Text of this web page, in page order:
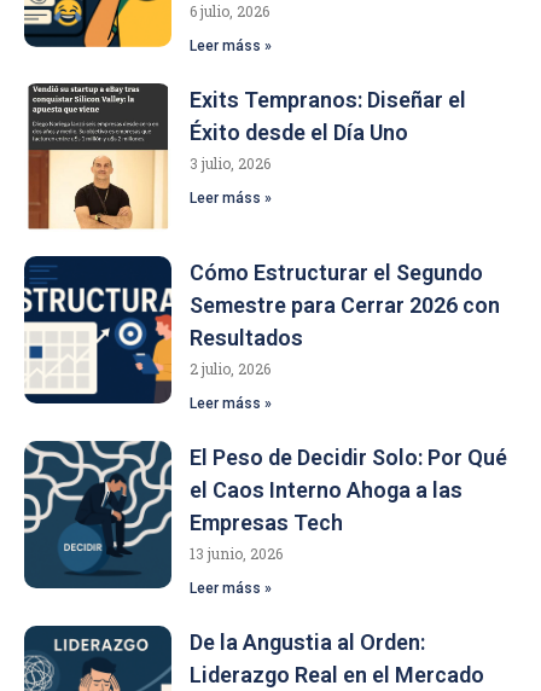
6 julio, 2026
Leer máss »
Exits Tempranos: Diseñar el
Éxito desde el Día Uno
3 julio, 2026
Leer máss »
Cómo Estructurar el Segundo
Semestre para Cerrar 2026 con
Resultados
2 julio, 2026
Leer máss »
El Peso de Decidir Solo: Por Qué
el Caos Interno Ahoga a las
Empresas Tech
13 junio, 2026
Leer máss »
De la Angustia al Orden:
Liderazgo Real en el Mercado